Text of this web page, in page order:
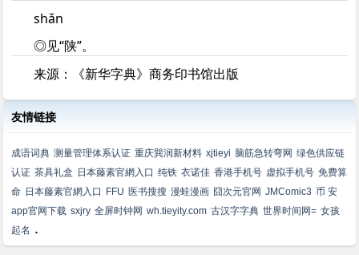
shǎn
◎见“陕”。
来源：《新华字典》商务印书馆出版
友情链接
成语词典 测量管理体系认证 重庆巽润新材料 xjtieyi 脑筋急转弯网 绿色供应链
认证 茶具礼盒 日本藤素官網入口 纯铁 衣诺佳 香港手机号 虚拟手机号 免费算
命 日本藤素官網入口 FFU 医书搜搜 漫蛙漫画 囧次元官网 JMComic3 币 安
app官网下载 sxjry 全屏时钟网 wh.tieyity.com 古汉字字典 世界时间网= 女孩
起名 .